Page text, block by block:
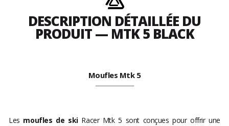
DESCRIPTION DÉTAILLÉE DU
PRODUIT — MTK 5 BLACK
Moufles Mtk 5
Les moufles de skiRacer Mtk 5 sont conçues pour offrir une